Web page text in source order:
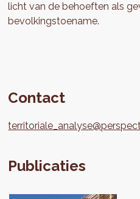
licht van de behoeften als
bevolkingstoename.
Contact
Publicaties